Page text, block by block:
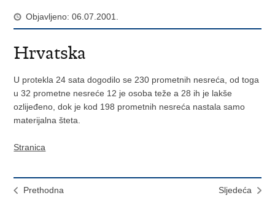
Objavljeno: 06.07.2001.
Hrvatska
U protekla 24 sata dogodilo se 230 prometnih nesreća, od toga
u 32 prometne nesreće 12 je osoba teže a 28 ih je lakše
ozlijeđeno, dok je kod 198 prometnih nesreća nastala samo
materijalna šteta.
Stranica
Prethodna
Sljedeća